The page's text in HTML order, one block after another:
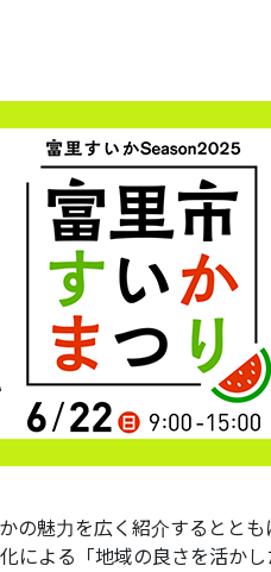
の魅力を広く紹介するとと
による「地域の良さを活か